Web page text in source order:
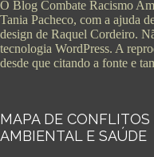
O Blog Combate Racismo
Tania Pacheco, com a ajuda
design de Raquel Cordeiro.
tecnologia WordPress. A
desde que citando a fonte e
MAPA DE
AMBIENTAL E SAÚDE